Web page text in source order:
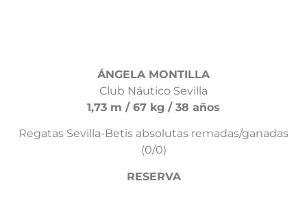
ÁNGELA MONTILLA
Club Náutico Sevilla
1,73 m / 67 kg / 38 años
Regatas Sevilla-Betis absolutas remadas/ganadas
(0/0)
RESERVA